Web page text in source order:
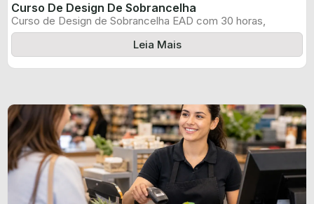
Curso De Design De Sobrancelha
Curso de Design de Sobrancelha EAD com 30 horas,
certificado informado pelo produtor ...
Leia Mais